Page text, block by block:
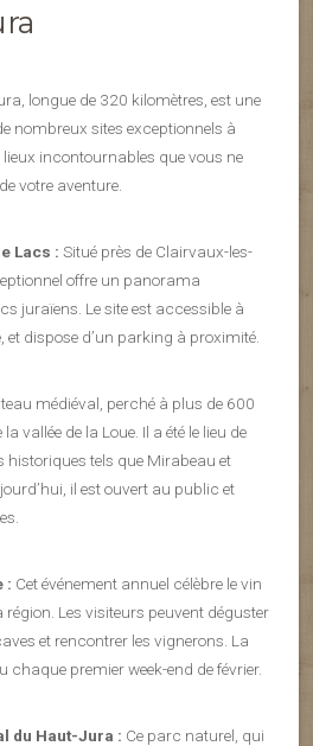
longue de 320 kilomètres, est une
nombreux sites exceptionnels à
incontournables que vous ne
votre aventure.
Lacs : Situé près de Clairvaux-les-
offre un panorama
juraïens. Le site est accessible à
et dispose d’un parking à proximité.
médiéval, perché à plus de 600
vallée de la Loue. Il a été le lieu de
historiques tels que Mirabeau et
il est ouvert au public et
: Cet événement annuel célèbre le vin
région. Les visiteurs peuvent déguster
et rencontrer les vignerons. La
chaque premier week-end de février.
du Haut-Jura : Ce parc naturel, qui